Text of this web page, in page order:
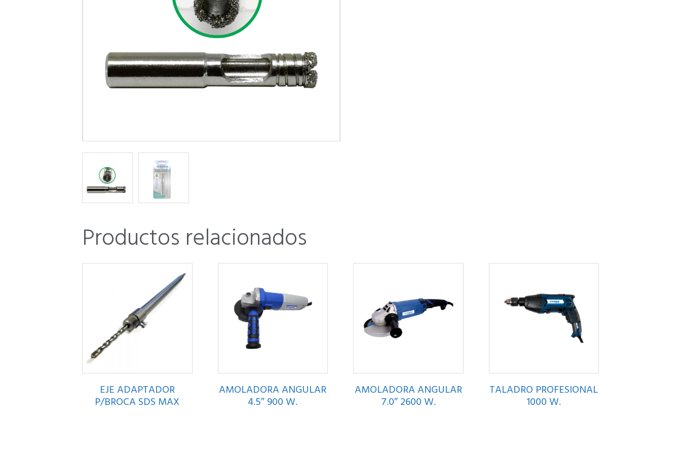
Productos relacionados
EJE ADAPTADOR
P/BROCA SDS MAX
AMOLADORA ANGULAR
4.5″ 900 W.
AMOLADORA ANGULAR
7.0″ 2600 W.
TALADRO PROFESIONAL
1000 W.